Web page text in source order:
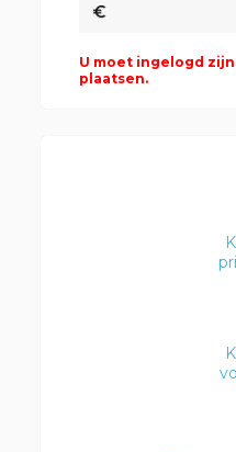
U moet ingelogd
plaatsen.